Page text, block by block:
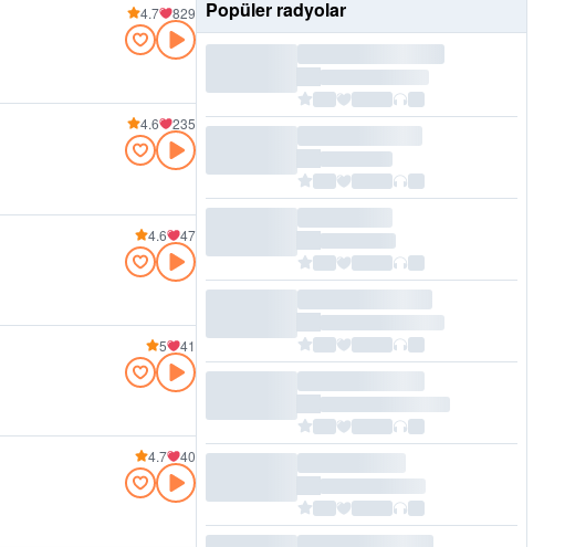
4.7 829
4.6 235
4.6 47
5 41
4.7 40
Popüler radyolar